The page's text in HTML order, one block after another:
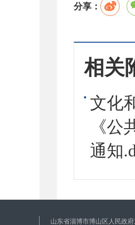
分享：
相关
文化
《
通知
山东省淄博市博山区人民